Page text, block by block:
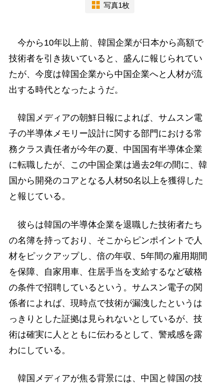
写真1枚
今から10年以上前、韓国企業が日本から高額で
技術者を引き抜いていると、盛んに報じられてい
たが、今度は韓国企業から中国企業へと人材が流
出する時代となったようだ。
韓国メディアの朝鮮日報によれば、サムスン電
子の半導体メモリー設計に関する部門における常
務クラス責任者が今年の夏、中国国有半導体企業
に転職したが、この中国企業は過去2年の間に、韓
国から開発のコアとなる人材50名以上を獲得した
と報じている。
彼らは韓国の半導体企業を退職した技術者たち
の名簿を持っており、そこからピンポイントで人
材をピックアップし、倍の年収、5年間の雇用期間
を保障、自家用車、住居手当を支給するなど破格
の条件で招聘しているという。サムスン電子の関
係者によれば、現時点で技術が漏洩したというは
っきりとした証拠は見られないとしているが、技
術は確実に人とともに伝わるとして、警戒感を露
わにしている。
韓国メディアが焦る背景には、中国と韓国の技